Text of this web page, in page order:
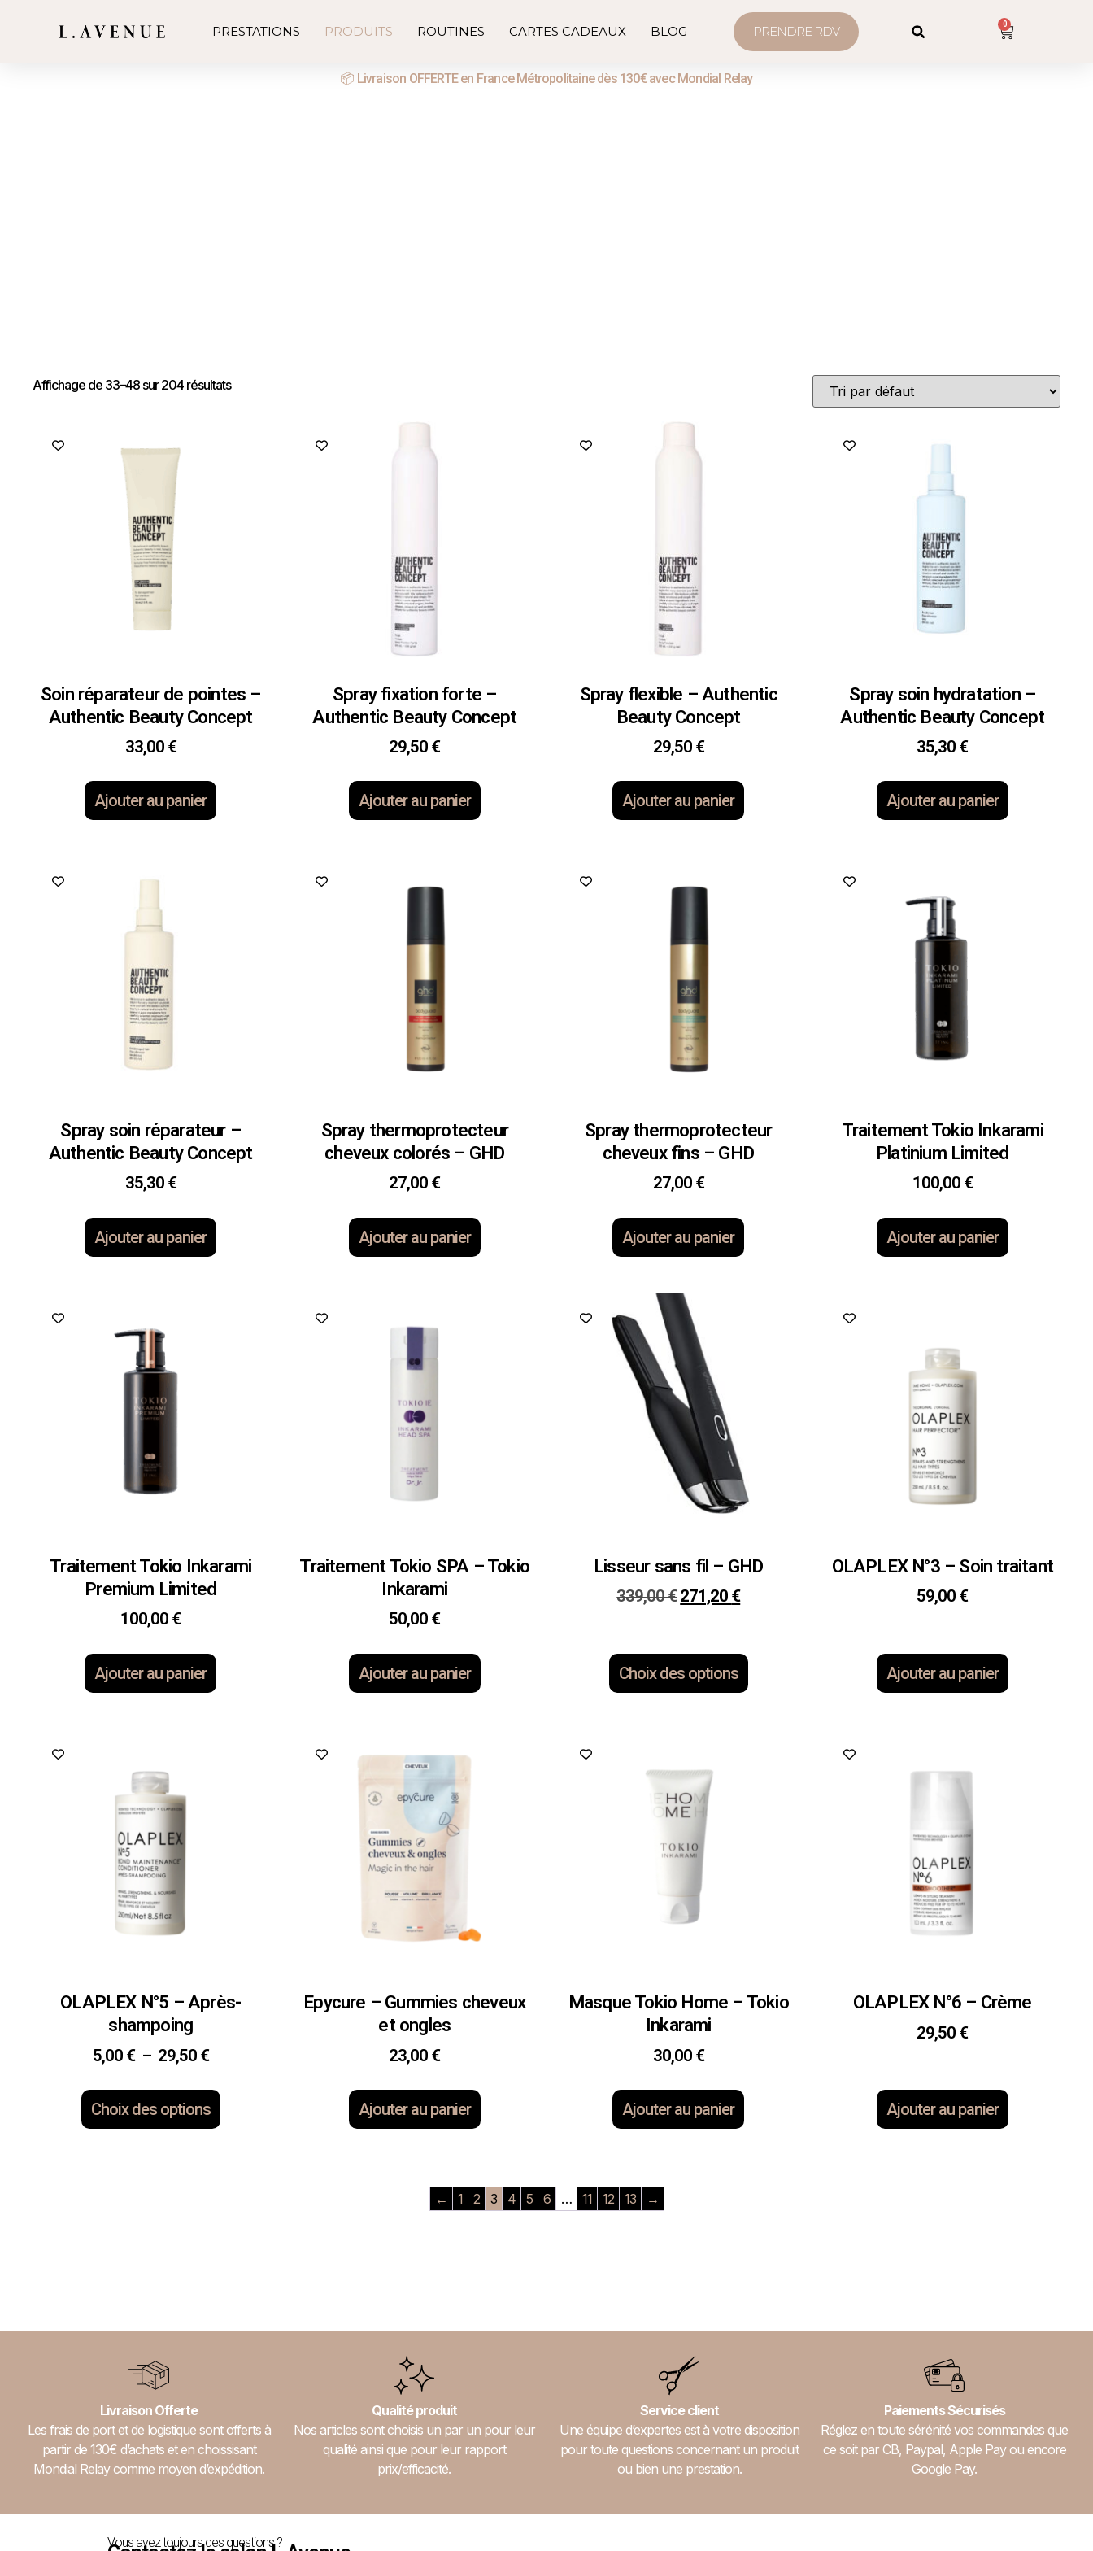
PRESTATIONS PRODUITS ROUTINES CARTES CADEAUX BLOG PRENDRE RDV 0
📦 Livraison OFFERTE en France Métropolitaine dès 130€ avec Mondial Relay
Affichage de 33–48 sur 204 résultats
Soin réparateur de pointes –
Authentic Beauty Concept
33,00 €
Ajouter au panier
Spray fixation forte –
Authentic Beauty Concept
29,50 €
Ajouter au panier
Spray flexible – Authentic
Beauty Concept
29,50 €
Ajouter au panier
Spray soin hydratation –
Authentic Beauty Concept
35,30 €
Ajouter au panier
Spray soin réparateur –
Authentic Beauty Concept
35,30 €
Ajouter au panier
Spray thermoprotecteur
cheveux colorés – GHD
27,00 €
Ajouter au panier
Spray thermoprotecteur
cheveux fins – GHD
27,00 €
Ajouter au panier
Traitement Tokio Inkarami
Platinium Limited
100,00 €
Ajouter au panier
Traitement Tokio Inkarami
Premium Limited
100,00 €
Ajouter au panier
Traitement Tokio SPA – Tokio
Inkarami
50,00 €
Ajouter au panier
Lisseur sans fil – GHD
339,00€271,20 €
Choix des options
OLAPLEX N°3 – Soin traitant
59,00 €
Ajouter au panier
OLAPLEX N°5 – Après-
shampoing
5,00 € – 29,50 €
Choix des options
Epycure – Gummies cheveux
et ongles
23,00 €
Ajouter au panier
Masque Tokio Home – Tokio
Inkarami
30,00 €
Ajouter au panier
OLAPLEX N°6 – Crème
29,50 €
Ajouter au panier
← 1 2 3 4 5 6 … 11 12 13 →
Livraison Offerte
Les frais de port et de logistique sont offerts à
partir de 130€ d’achats et en choissisant
Mondial Relay comme moyen d’expédition.
Qualité produit
Nos articles sont choisis un par un pour leur
qualité ainsi que pour leur rapport
prix/efficacité.
Service client
Une équipe d’expertes est à votre disposition
pour toute questions concernant un produit
ou bien une prestation.
Paiements Sécurisés
Réglez en toute sérénité vos commandes que
ce soit par CB, Paypal, Apple Pay ou encore
Google Pay.
Vous avez toujours des questions ?